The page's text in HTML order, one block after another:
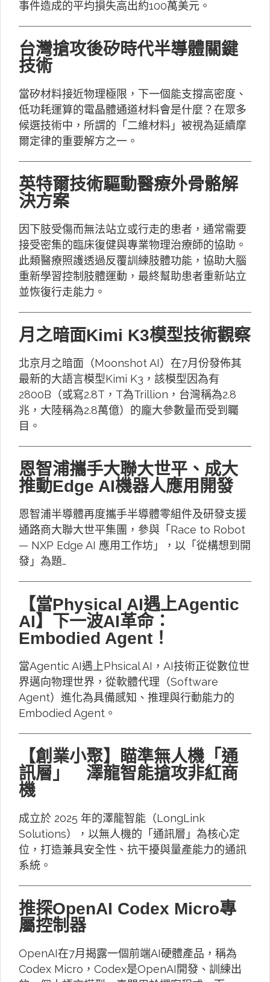
事件造成的平均損失高出約100萬美元。
台灣搶攻後矽時代半導體關鍵
技術
當矽材料接近物理極限，下一個能支撐高密度、
低功耗運算的電晶體通道材料會是什麼？在眾多
候選技術中，所謂的「二維材料」被視為延續摩
爾定律的重要解方之一。
英特爾技術驅動醫療外骨骼解
決方案
因下肢受傷而無法站立或行走的患者，通常需要
接受密集的臨床復健與專業物理治療師的協助。
此類醫療照護透過反覆訓練肢體功能，協助大腦
重新學習控制肢體運動，最終幫助患者重新站立
並恢復行走能力。
月之暗面Kimi K3模型技術觀察
北京月之暗面（Moonshot AI）在7月份發佈其
最新的大語言模型Kimi K3，該模型因為有
2800B（或寫2.8T，T為Trillion，台灣稱為2.8
兆，大陸稱為2.8萬億）的龐大參數量而受到矚
目。
恩智浦攜手大聯大世平、成大
推動Edge AI機器人應用開發
恩智浦半導體再度攜手半導體零組件及研發支援
通路商大聯大世平集團，參與「Race to Robot
— NXP Edge AI 應用工作坊」，以「從構想到開
發」為題…
【當Physical AI遇上Agentic
AI】下一波AI革命：
Embodied Agent！
當Agentic AI遇上Phsical AI，AI技術正從數位世
界邁向物理世界，從軟體代理（Software
Agent）進化為具備感知、推理與行動能力的
Embodied Agent。
【創業小聚】瞄準無人機「通
訊層」 澤龍智能搶攻非紅商
機
成立於 2025 年的澤龍智能（LongLink
Solutions），以無人機的「通訊層」為核心定
位，打造兼具安全性、抗干擾與量產能力的通訊
系統。
推探OpenAI Codex Micro專
屬控制器
OpenAI在7月揭露一個前端AI硬體產品，稱為
Codex Micro，Codex是OpenAI開發、訓練出